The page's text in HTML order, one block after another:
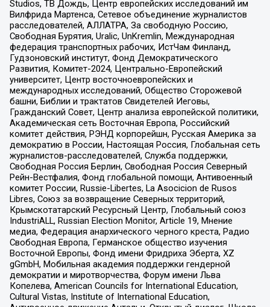
Studios, ТВ Дождь, Центр европейских исследований им
Вилфрида Мартенса, Сетевое объединение журналистов
расследователей, АЛЛАТРА, За свободную Россию,
Свободная Бурятия, Uralic, UnKremlin, Международная
федерация транспортных рабочих, ИстЧам Финланд,
Гудзоновский институт, Фонд Демократического
Развития, Комитет-2024, Центрально-Европейский
университет, Центр восточноевропейских и
международных исследований, Общество Сторожевой
башни, Библии и трактатов Свидетелей Иеговы,
Гражданский Совет, Центр анализа европейской политики,
Академическая сеть Восточная Европа, Российский
комитет действия, РЭНД корпорейшн, Русская Америка за
демократию в России, Настоящая Россия, Глобальная сеть
журналистов-расследователей, Служба поддержки,
Свободная Россия Берлин, Свободная Россия Северный
Рейн-Вестфалия, Фонд глобальной помощи, Антивоенный
комитет России, Russie-Libertes, La Asocicion de Rusos
Libres, Союз за возвращение Северных территорий,
Крымскотатарский Ресурсный Центр, Глобальный союз
IndustriALL, Russian Election Monitor, Article 19, Мнение
медиа, Федерация анархического черного креста, Радио
Свободная Европа, Германское общество изучения
Восточной Европы, Фонд имени Фридриха Эберта, XZ
gGmbH, Мобильная академия поддержки гендерной
демократии и миротворчества, Форум имени Льва
Копелева, American Councils for International Education,
Cultural Vistas, Institute of International Education,